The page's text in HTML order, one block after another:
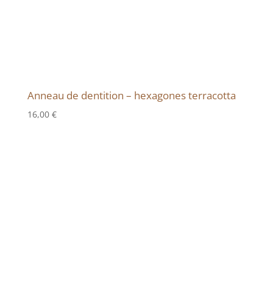
Anneau de dentition – hexagones terracotta
16,00 €